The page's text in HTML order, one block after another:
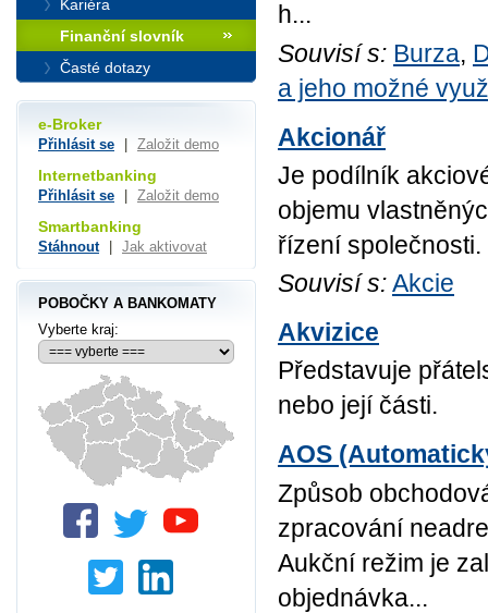
h...
Souvisí s: Burza,
a jeho možné
Akcionář
Je podílník
objemu
řízení společnosti.
Souvisí s:Akcie
Akvizice
Představuje
nebo její části.
AOS
Způsob
zpracování
Aukční režim je
objednávka...
Kariéra
Finanční slovník
Časté dotazy
e-Broker
Přihlásit se Založit demo
Internetbanking
Přihlásit se Založit demo
Smartbanking
Stáhnout Jak aktivovat
POBOČKY A BANKOMATY
Vyberte kraj: